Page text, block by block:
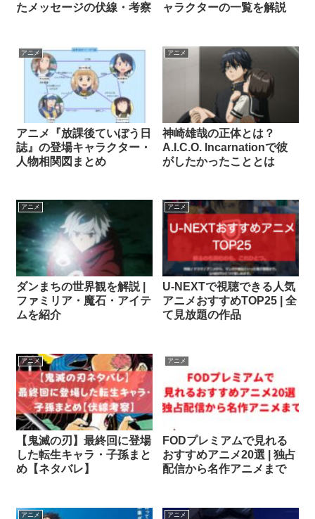
たメッセージの伏線・考察
ャラクターの一覧を解説
アニメ
アニメ『放課後ていぼう日
誌』の登場キャラクター・
人物相関図まとめ
アニメ
神崎雄哉の正体とは？
A.I.C.O. Incarnationで彼
がしたかったこととは
アニメ
ダンまちの世界観を解説 |
ファミリア・魔石・アイテ
ムを紹介
アニメ
U-NEXTで視聴できる人気
アニメおすすめTOP25 | 全
て見放題の作品
アニメ
【鬼滅の刃】最終回に登場
した転生キャラ・子孫まと
め【ネタバレ】
アニメ
FODプレミアムで見れる
おすすめアニメ20選 | 独占
配信から名作アニメまで
アニメ アニメ